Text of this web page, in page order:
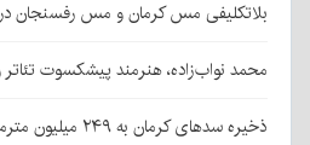
بلاتکلیفی مس کرمان و مس رفسنجان
محمد نواب‌زاده، هنرمند پیشکسوت
ذخیره سدهای کرمان به ۲۴۹ میلیون مترمکعب رسید